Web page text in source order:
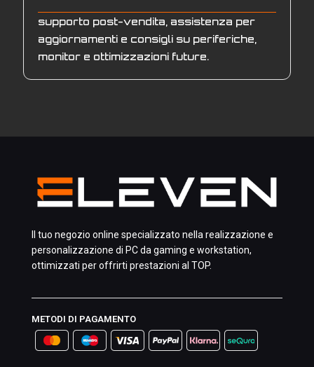
supporto post-vendita, assistenza per
aggiornamenti e consigli su periferiche,
monitor e ottimizzazioni future.
Il tuo negozio online specializzato nella realizzazione e
personalizzazione di PC da gaming e workstation,
ottimizzati per offrirti prestazioni al TOP.
METODI DI PAGAMENTO